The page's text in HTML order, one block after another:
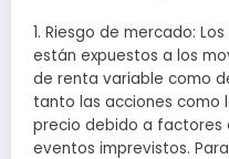
1. Riesgo de mercado:
están expuestos a los
de renta variable como
tanto las acciones como
precio debido a factores
eventos imprevistos.